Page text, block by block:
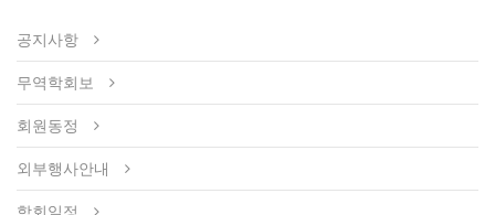
공지사항
무역학회보
회원동정
외부행사안내